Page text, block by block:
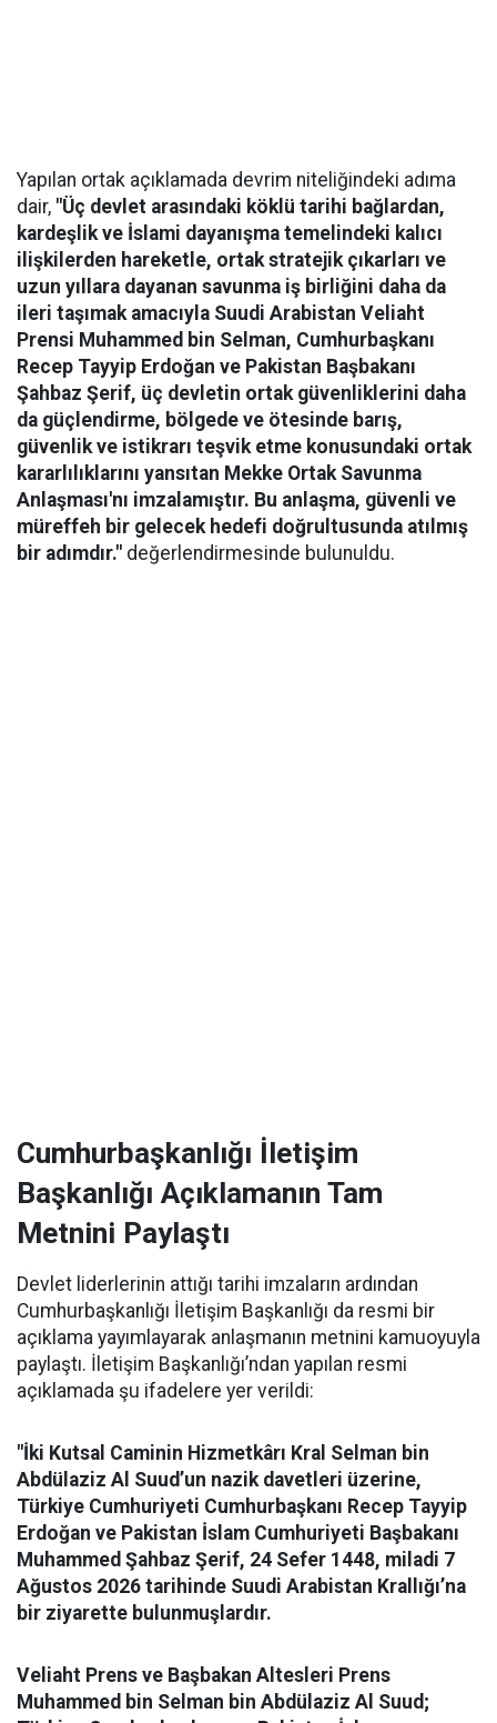
Yapılan ortak açıklamada devrim niteliğindeki adıma
dair, "Üç devlet arasındaki köklü tarihi bağlardan,
kardeşlik ve İslami dayanışma temelindeki kalıcı
ilişkilerden hareketle, ortak stratejik çıkarları ve
uzun yıllara dayanan savunma iş birliğini daha da
ileri taşımak amacıyla Suudi Arabistan Veliaht
Prensi Muhammed bin Selman, Cumhurbaşkanı
Recep Tayyip Erdoğan ve Pakistan Başbakanı
Şahbaz Şerif, üç devletin ortak güvenliklerini daha
da güçlendirme, bölgede ve ötesinde barış,
güvenlik ve istikrarı teşvik etme konusundaki ortak
kararlılıklarını yansıtan Mekke Ortak Savunma
Anlaşması'nı imzalamıştır. Bu anlaşma, güvenli ve
müreffeh bir gelecek hedefi doğrultusunda atılmış
bir adımdır." değerlendirmesinde bulunuldu.
Cumhurbaşkanlığı İletişim
Başkanlığı Açıklamanın Tam
Metnini Paylaştı
Devlet liderlerinin attığı tarihi imzaların ardından
Cumhurbaşkanlığı İletişim Başkanlığı da resmi bir
açıklama yayımlayarak anlaşmanın metnini kamuoyuyla
paylaştı. İletişim Başkanlığı’ndan yapılan resmi
açıklamada şu ifadelere yer verildi:
"İki Kutsal Caminin Hizmetkârı Kral Selman bin
Abdülaziz Al Suud’un nazik davetleri üzerine,
Türkiye Cumhuriyeti Cumhurbaşkanı Recep Tayyip
Erdoğan ve Pakistan İslam Cumhuriyeti Başbakanı
Muhammed Şahbaz Şerif, 24 Sefer 1448, miladi 7
Ağustos 2026 tarihinde Suudi Arabistan Krallığı’na
bir ziyarette bulunmuşlardır.
Veliaht Prens ve Başbakan Altesleri Prens
Muhammed bin Selman bin Abdülaziz Al Suud;